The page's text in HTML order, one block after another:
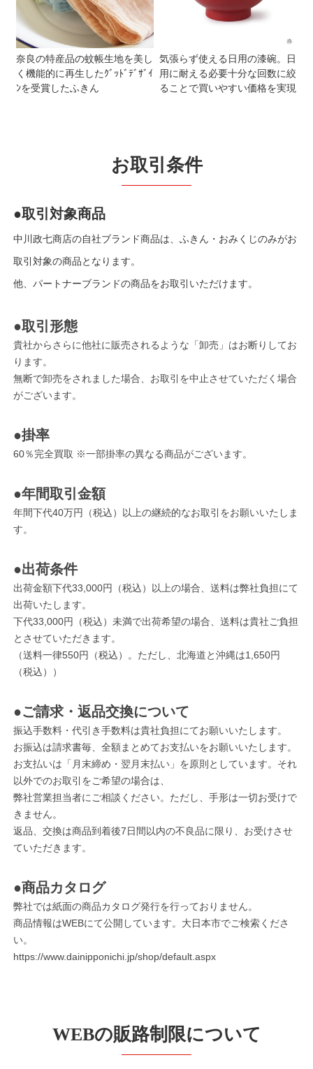
奈良の特産品の蚊帳生地を美し
く機能的に再生したｸﾞｯﾄﾞﾃﾞｻﾞｲ
ﾝを受賞したふきん
気張らず使える日用の漆碗。日
用に耐える必要十分な回数に絞
ることで買いやすい価格を実現
お取引条件
●取引対象商品
中川政七商店の自社ブランド商品は、ふきん・おみくじのみがお
取引対象の商品となります。
他、パートナーブランドの商品をお取引いただけます。
●取引形態
貴社からさらに他社に販売されるような「卸売」はお断りしてお
ります。
無断で卸売をされました場合、お取引を中止させていただく場合
がございます。
●掛率
60％完全買取 ※一部掛率の異なる商品がございます。
●年間取引金額
年間下代40万円（税込）以上の継続的なお取引をお願いいたしま
す。
●出荷条件
出荷金額下代33,000円（税込）以上の場合、送料は弊社負担にて
出荷いたします。
下代33,000円（税込）未満で出荷希望の場合、送料は貴社ご負担
とさせていただきます。
（送料一律550円（税込）。ただし、北海道と沖縄は1,650円
（税込））
●ご請求・返品交換について
振込手数料・代引き手数料は貴社負担にてお願いいたします。
お振込は請求書毎、全額まとめてお支払いをお願いいたします。
お支払いは「月末締め・翌月末払い」を原則としています。それ
以外でのお取引をご希望の場合は、
弊社営業担当者にご相談ください。ただし、手形は一切お受けで
きません。
返品、交換は商品到着後7日間以内の不良品に限り、お受けさせ
ていただきます。
●商品カタログ
弊社では紙面の商品カタログ発行を行っておりません。
商品情報はWEBにて公開しています。大日本市でご検索くださ
い。
https://www.dainipponichi.jp/shop/default.aspx
WEBの販路制限について